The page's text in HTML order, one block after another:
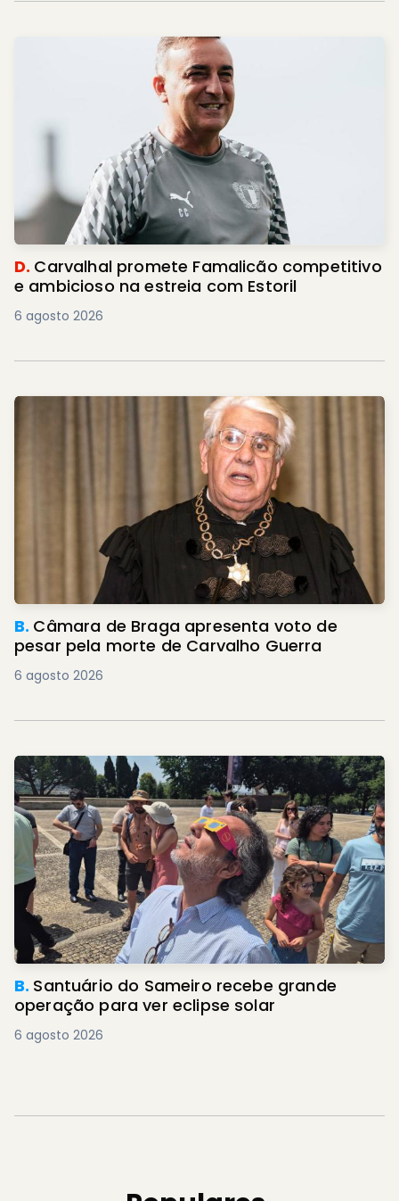
D. Carvalhal promete Famalicão competitivo
e ambicioso na estreia com Estoril
6 agosto 2026
B. Câmara de Braga apresenta voto de
pesar pela morte de Carvalho Guerra
6 agosto 2026
B. Santuário do Sameiro recebe grande
operação para ver eclipse solar
6 agosto 2026